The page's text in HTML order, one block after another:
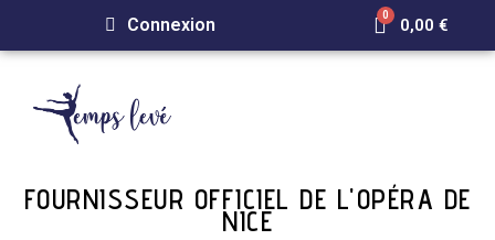
Connexion 0,00 €
FOURNISSEUR OFFICIEL DE L'OPÉRA DE
NICE